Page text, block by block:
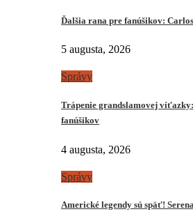
Ďalšia rana pre fanúšikov:
5 augusta, 2026
Správy
Trápenie grandslamovej
fanúšikov
4 augusta, 2026
Správy
Americké legendy sú späť!